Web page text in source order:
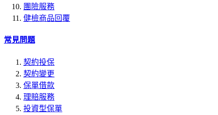
團險服務
健檢商品回覆
常見問題
契約投保
契約變更
保單借款
理賠服務
投資型保單